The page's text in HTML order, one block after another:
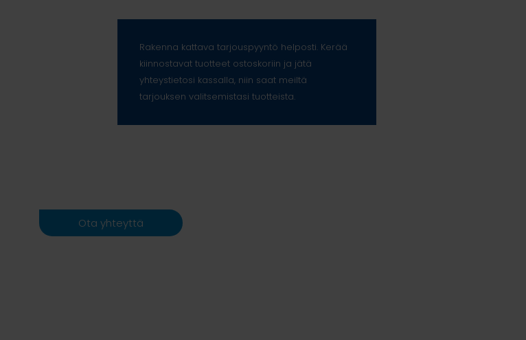
Rakenna kattava tarjouspyyntö helposti. Kerää
kiinnostavat tuotteet ostoskoriin ja jätä
yhteystietosi kassalla, niin saat meiltä
tarjouksen valitsemistasi tuotteista.
Ota yhteyttä